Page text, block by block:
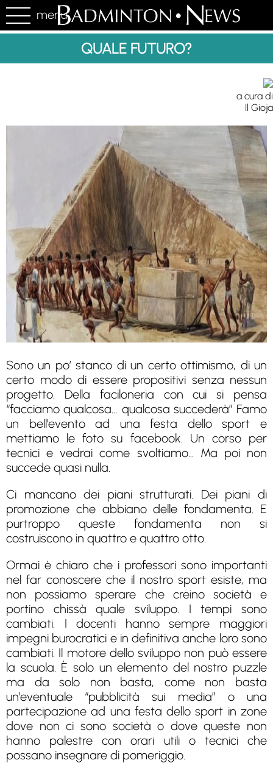
menu
QUALE FUTURO?
a cura di
Il Gioja
Sono un po’ stanco di un certo ottimismo, di un
certo modo di essere propositivi senza nessun
progetto. Della faciloneria con cui si pensa
“facciamo qualcosa… qualcosa succederà” Famo
un bell’evento ad una festa dello sport e
mettiamo le foto su facebook. Un corso per
tecnici e vedrai come svoltiamo... Ma poi non
succede quasi nulla.
Ci mancano dei piani strutturati. Dei piani di
promozione che abbiano delle fondamenta. E
purtroppo queste fondamenta non si
costruiscono in quattro e quattro otto.
Ormai è chiaro che i professori sono importanti
nel far conoscere che il nostro sport esiste, ma
non possiamo sperare che creino società e
portino chissà quale sviluppo. I tempi sono
cambiati. I docenti hanno sempre maggiori
impegni burocratici e in definitiva anche loro sono
cambiati. Il motore dello sviluppo non può essere
la scuola. È solo un elemento del nostro puzzle
ma da solo non basta, come non basta
un’eventuale “pubblicità sui media” o una
partecipazione ad una festa dello sport in zone
dove non ci sono società o dove queste non
hanno palestre con orari utili o tecnici che
possano insegnare di pomeriggio.